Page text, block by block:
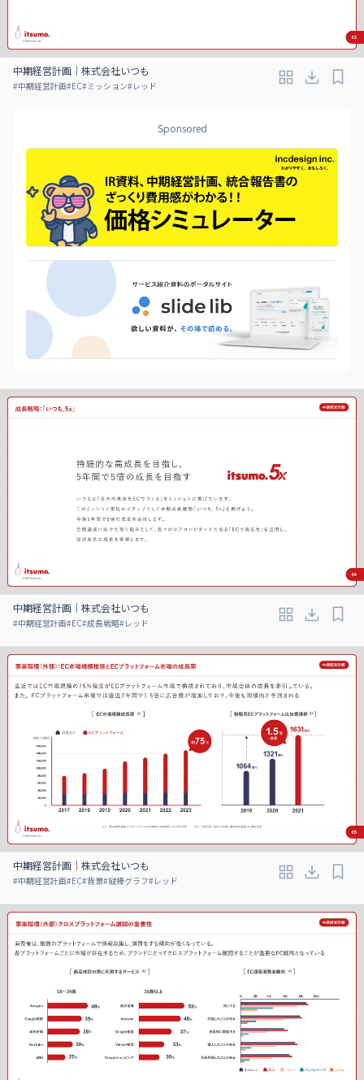
中期経営計画｜株式会社いつも
#中期経営計画#EC#ミッション#レッド
Sponsored
中期経営計画｜株式会社いつも
#中期経営計画#EC#成長戦略#レッド
中期経営計画｜株式会社いつも
#中期経営計画#EC#背景#縦棒グラフ#レッド